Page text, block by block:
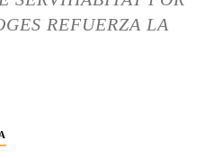
REFUERZA LA